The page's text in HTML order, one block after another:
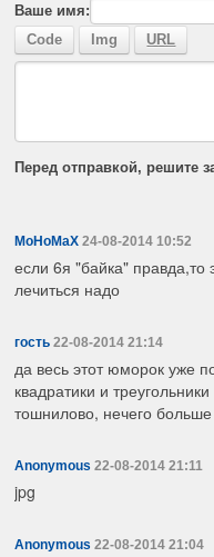
Ваше имя:
Перед отправкой, решите
MoHoMaX 24-08-2014 10:52
если 6я "байка" правда,то
лечиться надо
гость 22-08-2014 21:14
да весь этот юморок уже
квадратики и
тошнилово, нечего больше
Anonymous 22-08-2014 21:11
jpg
Anonymous 22-08-2014 21:04